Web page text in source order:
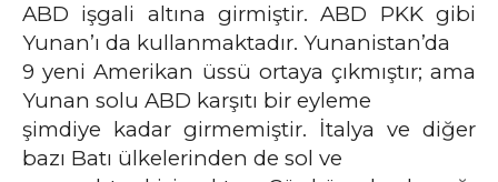
ABD işgali altına girmiştir. ABD PKK gibi
Yunan’ı da kullanmaktadır. Yunanistan’da
9 yeni Amerikan üssü ortaya çıkmıştır; ama
Yunan solu ABD karşıtı bir eyleme
şimdiye kadar girmemiştir. İtalya ve diğer
bazı Batı ülkelerinden de sol ve